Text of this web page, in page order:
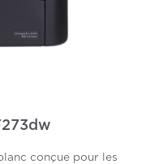
conçue pour les